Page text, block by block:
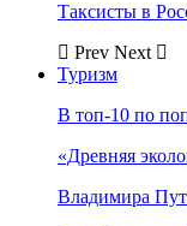
Таксисты в
Prev Next
Туризм
В топ-10 по
«Древняя
Владимира